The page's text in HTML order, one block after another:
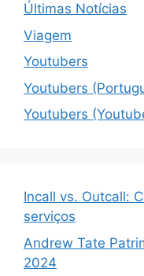
Últimas Notícias
Viagem
Youtubers
Youtubers
Youtubers
Incall vs. Outcall:
serviços
Andrew Tate
2024